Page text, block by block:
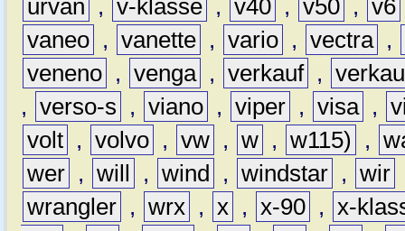
urvan
, v-klasse , v40 , v50 , v6
vaneo , vanette , vario , vectra ,
veneno , venga , verkauf ,
, verso-s , viano , viper , visa ,
volt , volvo , vw , w , w115) ,
wer , will , wind , windstar , wir
wrangler , wrx , x , x-90 , x-